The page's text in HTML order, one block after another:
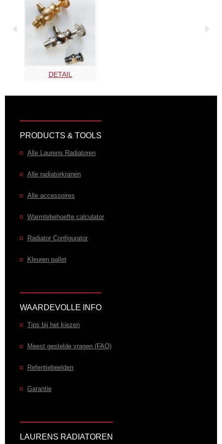
DETAIL
PRODUCTS & TOOLS
Alle Laurens Radiatoren
Alle radiatorkranen
Alle accessoires
Warmtebehoefte calculator
Radiator Configurator
Kleuren pallet
WAARDEVOLLE INFO
Tips bij het kiezen
Meest gestelde vragen (FAQ)
Refentiebeelden
Garantie
LAURENS RADIATOREN